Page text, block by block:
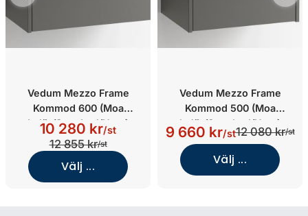
Vedum Mezzo Frame
Kommod 600 (Moa
kulör/Standard/Utan)
10 280 kr/st
12 855 kr/st
Välj ...
Vedum Mezzo Frame
Kommod 500 (Moa
kulör/Standard/Utan)
9 660 kr/st12 080 kr/st
Välj ...